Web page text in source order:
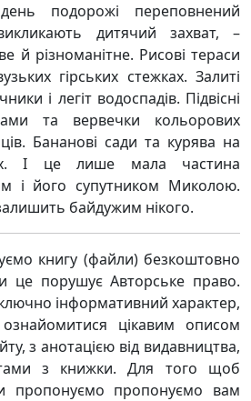
подорожі переповнений
дитячий захват, –
й різноманітне. Рисові тераси
гірських стежках. Залиті
і легіт водоспадів. Підвісні
та вервечки кольорових
Бананові сади та курява на
І це лише мала частина
і його супутником Миколою.
байдужим нікого.
книгу (файли) безкоштовно
це порушує Авторське право.
інформативний характер,
цікавим описом
з анотацією від видавництва,
з книжки. Для того щоб
пропонуємо пропонуємо вам